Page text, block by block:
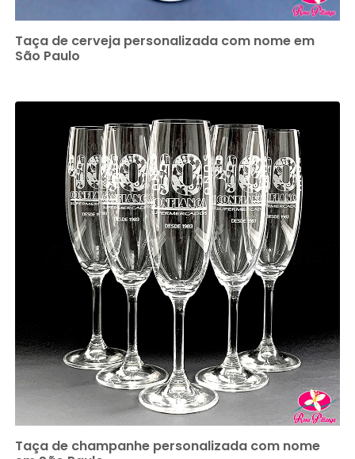
Taça de cerveja personalizada com nome em
São Paulo
Taça de champanhe personalizada com nome